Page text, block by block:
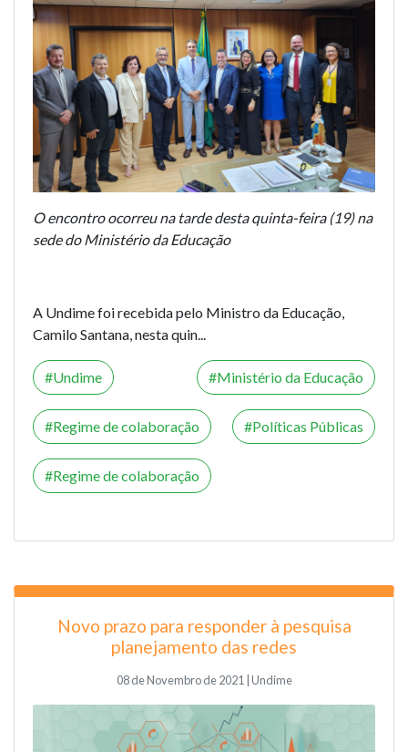
O encontro ocorreu na tarde desta quinta-feira (19) na
sede do Ministério da Educação
A Undime foi recebida pelo Ministro da Educação,
Camilo Santana, nesta quin...
Undime Ministério da Educação
Regime de colaboração Políticas Públicas
Regime de colaboração
Novo prazo para responder à pesquisa
planejamento das redes
08 de Novembro de 2021 | Undime